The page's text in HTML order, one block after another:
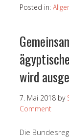
Posted in:
wird
7. Mai 2018 by
Comment
Die